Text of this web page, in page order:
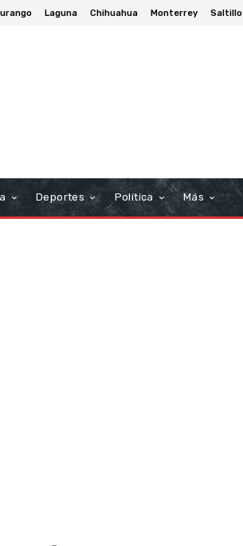
Laguna Chihuahua Monterrey Saltillo
Deportes Política Más